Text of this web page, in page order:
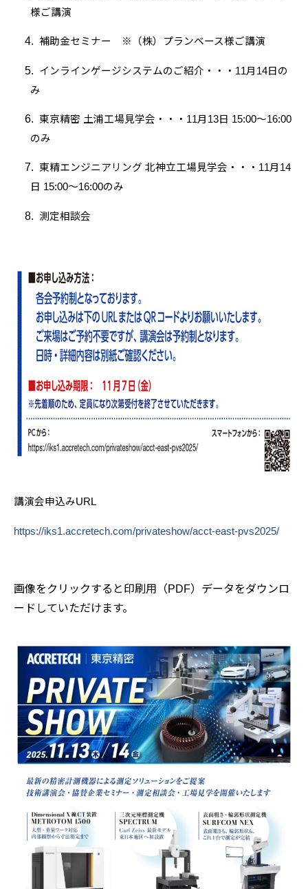
様ご講演
4. 補助金セミナー ※（株）プランベース様ご講演
5. インラインゲージシステムのご紹介・・・ 11月 14日の
み
6. 東京精密 土浦工場見学会・・・ 11月 13日 15:00～16:00
のみ
7. 東精エンジニアリング 北神立工場見学会・・・ 11月 14
日 15:00～16:00のみ
8. 測定相談会
講演会申込みURL
https://iks1.accretech.com/privateshow/acct-east-pvs2025/
画像をクリックすると印刷用（PDF）データをダウンロ
ードしていただけます。